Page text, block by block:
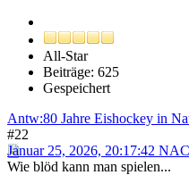
All-Star
Beiträge: 625
Gespeichert
Antw:80 Jahre Eishockey in
#22
Januar 25, 2026, 20:17:42
Wie blöd kann man spielen...